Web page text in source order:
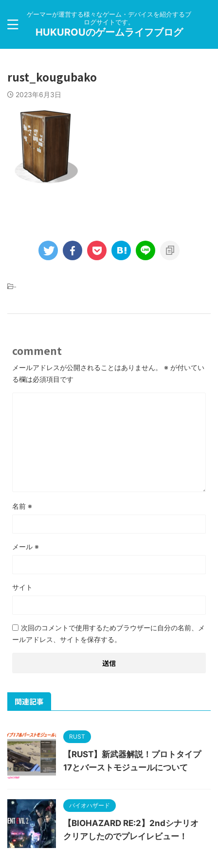
ゲーマーが運営する様々なゲーム・デバイスを紹介するブ
ログサイトです。
HUKUROUのゲームライフブログ
rust_kougubako
2023年6月3日
-
comment
メールアドレスが公開されることはありません。 ※ が付いてい
る欄は必須項目です
名前 ※
メール ※
サイト
次回のコメントで使用するためブラウザーに自分の名前、メ
ールアドレス、サイトを保存する。
関連記事
RUST
【RUST】新武器解説！プロトタイプ
17とバーストモジュールについて
バイオハザード
【BIOHAZARD RE:2】2ndシナリオ
クリアしたのでプレイレビュー！